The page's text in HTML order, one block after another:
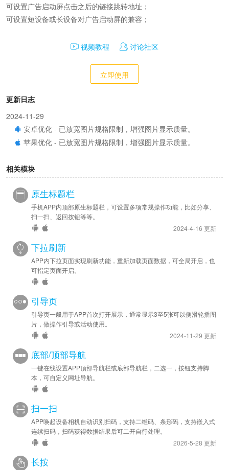
可设置广告启动屏点击之后的链接跳转地址；
可设置短设备或长设备对广告启动屏的兼容；
视频教程 讨论社区
立即使用
更新日志
2024-11-29
安卓优化 - 已放宽图片规格限制，增强图片显示质量。
苹果优化 - 已放宽图片规格限制，增强图片显示质量。
相关模块
原生标题栏
手机APP内顶部原生标题栏，可设置多项常规操作功能，比如分享、
扫一扫、返回按钮等等。
2024-4-16 更新
下拉刷新
APP内下拉页面实现刷新功能，重新加载页面数据，可全局开启，也
可指定页面开启。
引导页
引导页一般用于APP首次打开展示，通常显示3至5张可以侧滑轮播图
片，做操作引导或活动使用。
2024-11-29 更新
底部/顶部导航
一键在线设置APP顶部导航栏或底部导航栏，二选一，按钮支持脚
本，可自定义网址导航。
扫一扫
APP唤起设备相机自动识别扫码，支持二维码、条形码，支持嵌入式
连续扫码，扫码获得数据结果后可二开自行处理。
2026-5-28 更新
长按